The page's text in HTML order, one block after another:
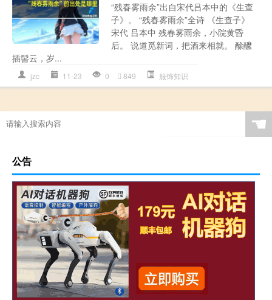
“残春雾雨余”出自宋代吕本中的《生查
子》。 “残春雾雨余”全诗 《生查子》
宋代 吕本中 残春雾雨余，小院黄昏
后。 说道觅新词，把酒来相就。 酴醿
插髻云，岁...
jzc 11-23 0 849 服饰知识
☚
公告